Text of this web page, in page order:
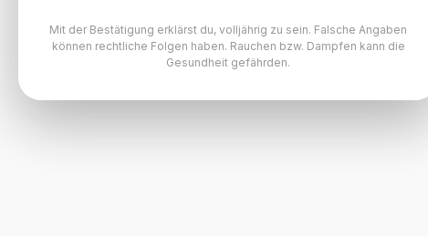
Mit der Bestätigung erklärst du, volljährig zu sein. Falsche Angaben
können rechtliche Folgen haben. Rauchen bzw. Dampfen kann die
Gesundheit gefährden.